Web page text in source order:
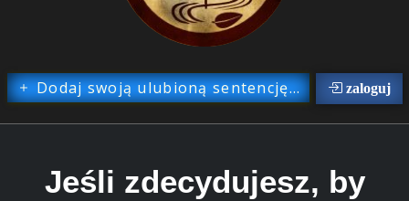
Dodaj swoją ulubioną sentencję... zaloguj
Jeśli zdecydujesz, by